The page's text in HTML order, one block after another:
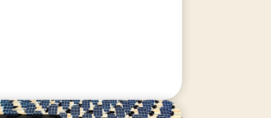
à l'Énergie Atomique) de Marcoule. Le 15 juin